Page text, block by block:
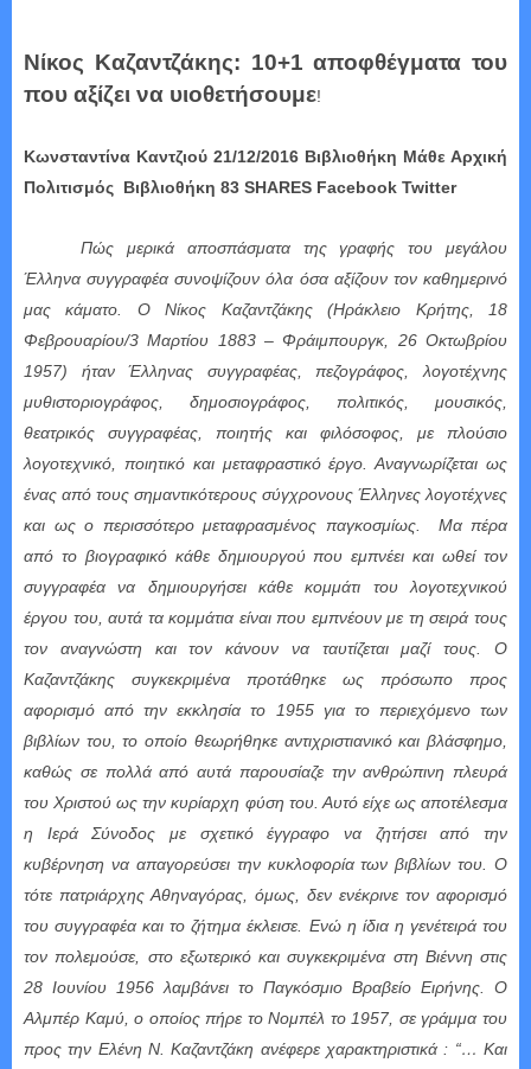
Νίκος Καζαντζάκης: 10+1 αποφθέγματα του
που αξίζει να υιοθετήσουμε!
Κωνσταντίνα Καντζιού 21/12/2016 Βιβλιοθήκη Μάθε Αρχική
Πολιτισμός Βιβλιοθήκη 83 SHARES Facebook Twitter
Πώς μερικά αποσπάσματα της γραφής του μεγάλου
Έλληνα συγγραφέα συνοψίζουν όλα όσα αξίζουν τον καθημερινό
μας κάματο. Ο Νίκος Καζαντζάκης (Ηράκλειο Κρήτης, 18
Φεβρουαρίου/3 Μαρτίου 1883 – Φράιμπουργκ, 26 Οκτωβρίου
1957) ήταν Έλληνας συγγραφέας, πεζογράφος, λογοτέχνης
μυθιστοριογράφος, δημοσιογράφος, πολιτικός, μουσικός,
θεατρικός συγγραφέας, ποιητής και φιλόσοφος, με πλούσιο
λογοτεχνικό, ποιητικό και μεταφραστικό έργο. Αναγνωρίζεται ως
ένας από τους σημαντικότερους σύγχρονους Έλληνες λογοτέχνες
και ως ο περισσότερο μεταφρασμένος παγκοσμίως. Μα πέρα
από το βιογραφικό κάθε δημιουργού που εμπνέει και ωθεί τον
συγγραφέα να δημιουργήσει κάθε κομμάτι του λογοτεχνικού
έργου του, αυτά τα κομμάτια είναι που εμπνέουν με τη σειρά τους
τον αναγνώστη και τον κάνουν να ταυτίζεται μαζί τους. Ο
Καζαντζάκης συγκεκριμένα προτάθηκε ως πρόσωπο προς
αφορισμό από την εκκλησία το 1955 για το περιεχόμενο των
βιβλίων του, το οποίο θεωρήθηκε αντιχριστιανικό και βλάσφημο,
καθώς σε πολλά από αυτά παρουσίαζε την ανθρώπινη πλευρά
του Χριστού ως την κυρίαρχη φύση του. Αυτό είχε ως αποτέλεσμα
η Ιερά Σύνοδος με σχετικό έγγραφο να ζητήσει από την
κυβέρνηση να απαγορεύσει την κυκλοφορία των βιβλίων του. Ο
τότε πατριάρχης Αθηναγόρας, όμως, δεν ενέκρινε τον αφορισμό
του συγγραφέα και το ζήτημα έκλεισε. Ενώ η ίδια η γενέτειρά του
τον πολεμούσε, στο εξωτερικό και συγκεκριμένα στη Βιέννη στις
28 Ιουνίου 1956 λαμβάνει το Παγκόσμιο Βραβείο Ειρήνης. Ο
Αλμπέρ Καμύ, ο οποίος πήρε το Νομπέλ το 1957, σε γράμμα του
προς την Ελένη Ν. Καζαντζάκη ανέφερε χαρακτηριστικά : “… Και